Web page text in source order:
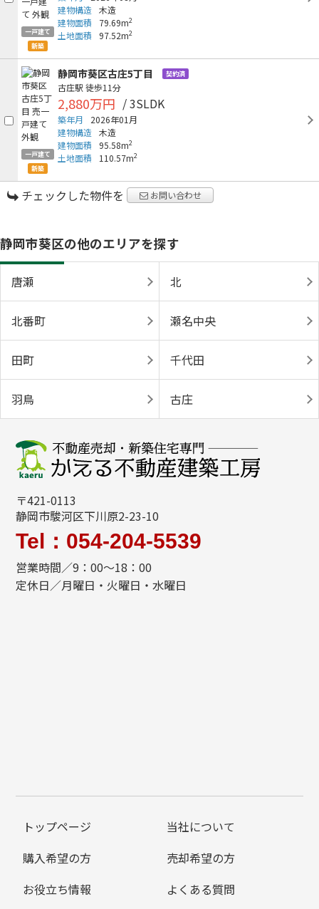
一戸建て
新築
建物構造 木造
建物面積
79.69m2
土地面積 97.52m2
一戸建て
新築
静岡市葵区古庄5丁目 契約済
古庄駅 徒歩11分
2,880万円 / 3SLDK
築年月
2026年01月
建物構造 木造
建物面積
95.58m2
土地面積 110.57m2
チェックした物件を お問い合わせ
静岡市葵区の他のエリアを探す
唐瀬 北
北番町 瀬名中央
田町 千代田
羽鳥 古庄
〒421-0113
静岡市駿河区下川原2-23-10
Tel：054-204-5539
営業時間／9：00～18：00
定休日／月曜日・火曜日・水曜日
トップページ
当社について
購入希望の方
売却希望の方
お役立ち情報
よくある質問